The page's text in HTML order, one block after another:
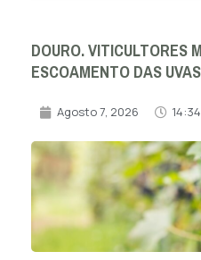
DOURO. VITICULTORES
ESCOAMENTO DAS
Agosto 7, 2026 14:34